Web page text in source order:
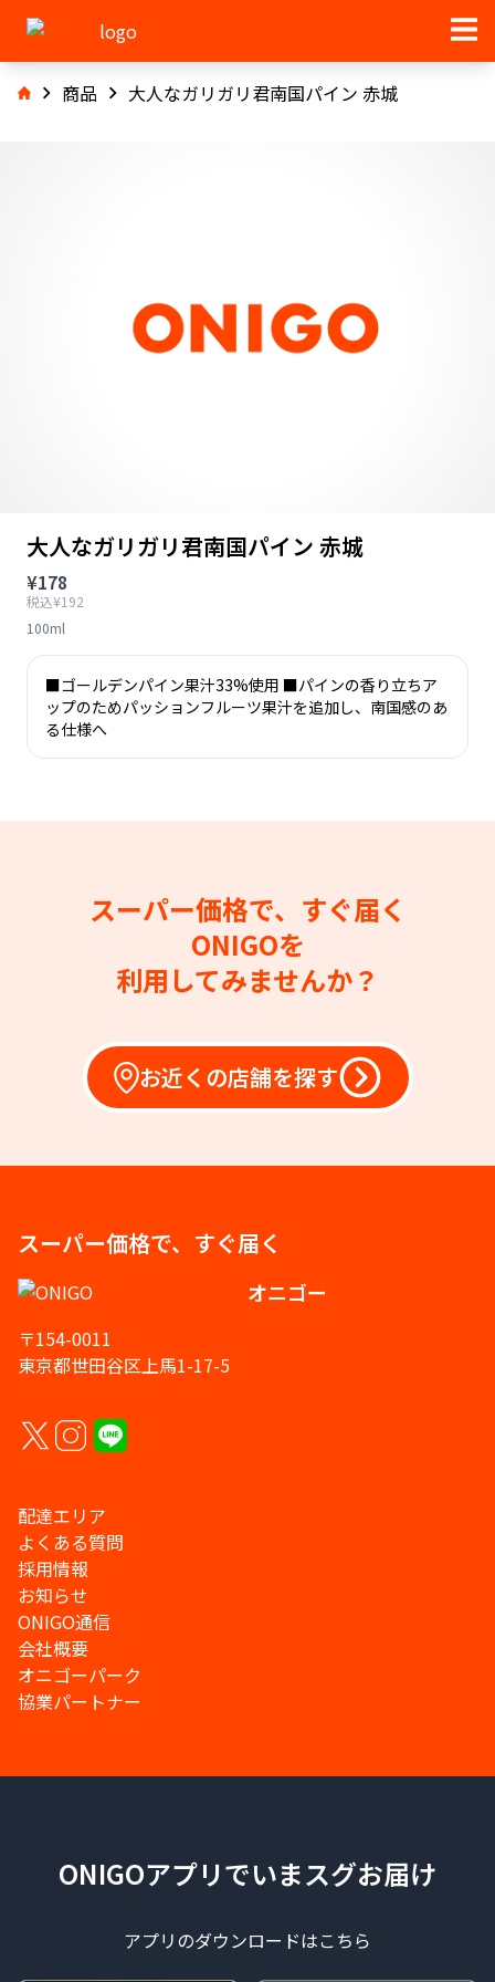
商品 大人なガリガリ君南国パイン 赤城
大人なガリガリ君南国パイン 赤城
¥178
税込¥192
100ml
■ゴールデンパイン果汁33%使用 ■パインの香り立ちア
ップのためパッションフルーツ果汁を追加し、南国感のあ
る仕様へ
スーパー価格で、すぐ届く
ONIGOを
利用してみませんか？
お近くの店舗を探す
スーパー価格で、すぐ届く
オニゴー
〒154-0011
東京都世田谷区上馬1-17-5
配達エリア
よくある質問
採用情報
お知らせ
ONIGO通信
会社概要
オニゴーパーク
協業パートナー
ONIGOアプリでいまスグお届け
アプリのダウンロードはこちら